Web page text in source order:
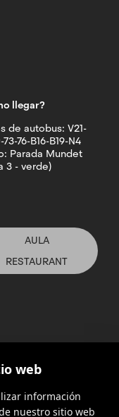
llegar?
de autobus: V21-
76-B16-B19-N4
Parada Mundet
3 - verde)
AULA
RESTAURANT
web
información
nuestro sitio web